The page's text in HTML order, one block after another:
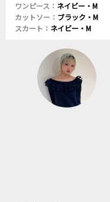
ワンピース： ネイビー・M
カットソー： ブラック・M
スカート： ネイビー・M